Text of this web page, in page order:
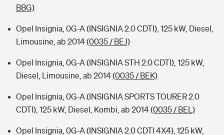
BBG)
Opel Insignia, 0G-A (INSIGNIA 2.0 CDTI), 125 kW, Diesel,
Limousine, ab 2014(0035 / BEJ)
Opel Insignia, 0G-A (INSIGNIA STH 2.0 CDTI), 125 kW,
Diesel, Limousine, ab 2014(0035 / BEK)
Opel Insignia, 0G-A (INSIGNIA SPORTS TOURER 2.0
CDTI), 125 kW, Diesel, Kombi, ab 2014(0035 / BEL)
Opel Insignia, 0G-A (INSIGNIA 2.0 CDTI 4X4), 125 kW,